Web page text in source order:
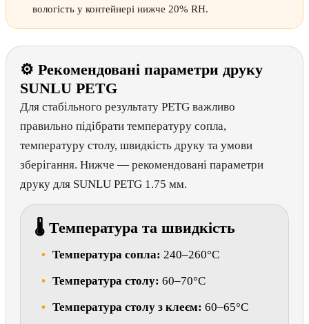
вологість у контейнері нижче 20% RH.
⚙ Рекомендовані параметри друку
SUNLU PETG
Для стабільного результату PETG важливо
правильно підібрати температуру сопла,
температуру столу, швидкість друку та умови
зберігання. Нижче — рекомендовані параметри
друку для SUNLU PETG 1.75 мм.
🌡 Температура та швидкість
Температура сопла: 240–260°C
Температура столу: 60–70°C
Температура столу з клеєм: 60–65°C